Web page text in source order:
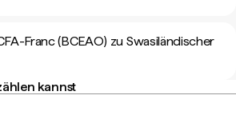
Franc (BCEAO) zu Swasiländischer
kannst